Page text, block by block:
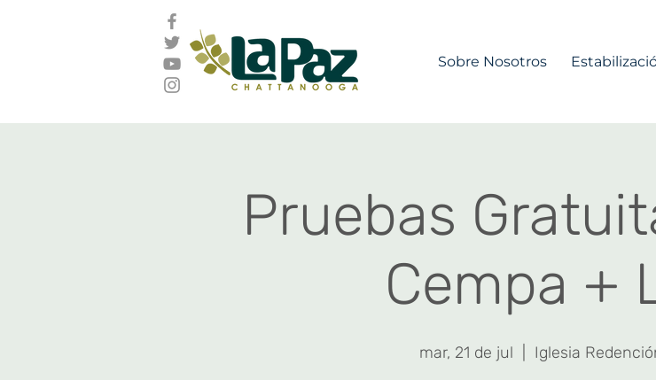
Sobre Nosotros
Pruebas
Cempa +
mar, 21 de jul Iglesia